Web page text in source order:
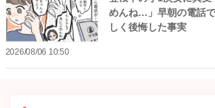
めんね…」早朝の電話
しく後悔した事実
2026/08/06 10:50